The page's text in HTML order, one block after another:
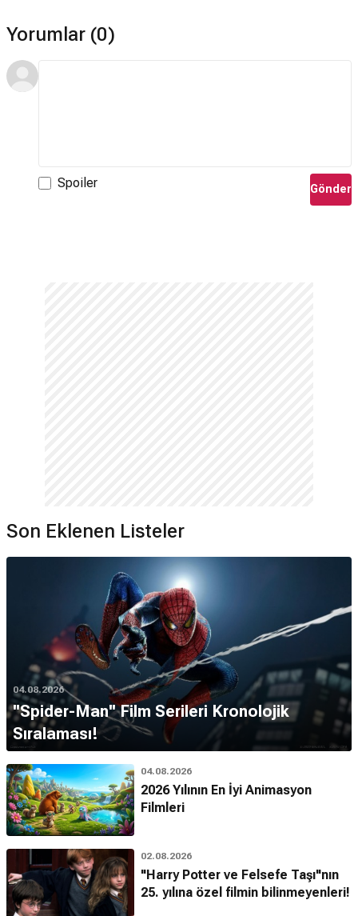
Yorumlar (0)
Spoiler Gönder
Son Eklenen Listeler
04.08.2026
''Spider-Man'' Film Serileri Kronolojik
Sıralaması!
04.08.2026
2026 Yılının En İyi Animasyon
Filmleri
02.08.2026
"Harry Potter ve Felsefe Taşı"nın
25. yılına özel filmin bilinmeyenleri!